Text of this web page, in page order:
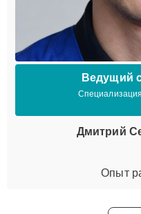
Ведущий
Дмитрий
Опыт